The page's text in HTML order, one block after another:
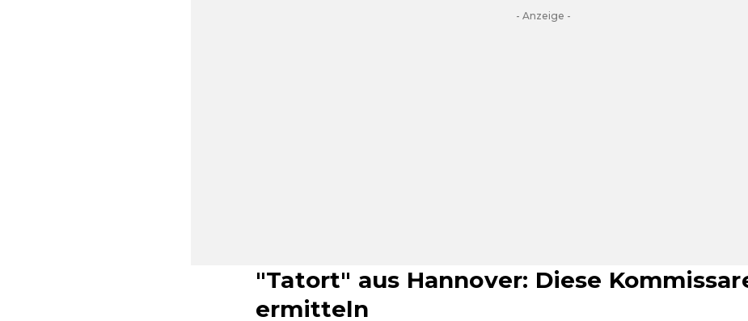
- Anzeige -
"Tatort" aus Hannover: Diese
ermitteln